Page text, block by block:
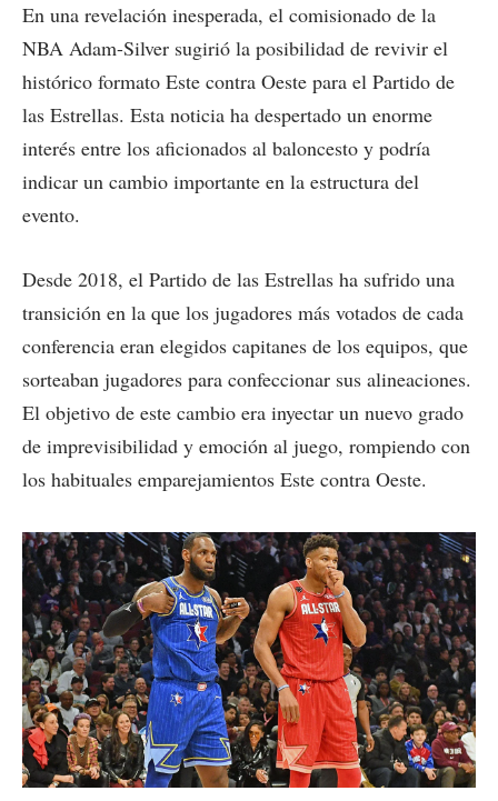
En una revelación inesperada, el comisionado de la
NBA Adam-Silver sugirió la posibilidad de revivir el
histórico formato Este contra Oeste para el Partido de
las Estrellas. Esta noticia ha despertado un enorme
interés entre los aficionados al baloncesto y podría
indicar un cambio importante en la estructura del
evento.
Desde 2018, el Partido de las Estrellas ha sufrido una
transición en la que los jugadores más votados de cada
conferencia eran elegidos capitanes de los equipos, que
sorteaban jugadores para confeccionar sus alineaciones.
El objetivo de este cambio era inyectar un nuevo grado
de imprevisibilidad y emoción al juego, rompiendo con
los habituales emparejamientos Este contra Oeste.